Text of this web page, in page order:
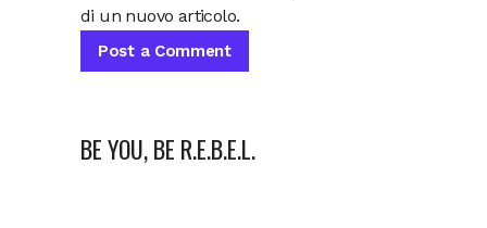
di un nuovo articolo.
BE YOU, BE R.E.B.E.L.